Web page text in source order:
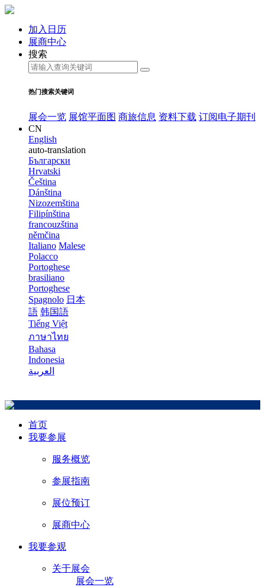
加入日历
展商中心
搜索
热门搜索关键词
展会一览 展馆平面图 商旅信息 资料下载 订阅电子期刊
CN
English
auto-translation
Български
Hrvatski
Čeština
Dánština
Nizozemština
Filipínština
francouzština
němčina
Italiano Malese
Polacco
Portoghese
brasiliano
Portoghese
Spagnolo 日本
語 韩国語
Tiếng Việt
ภาษาไทย
Bahasa
Indonesia
العربية
首页
我要参展
服务概览
参展指南
展位预订
展商中心
我要参观
关于展会
展会一览